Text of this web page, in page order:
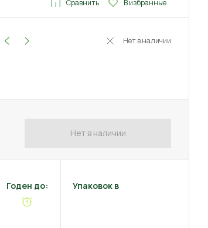
Сравнить В избранные
Нет в наличии
Нет в наличии
Годен до: Упаковок в